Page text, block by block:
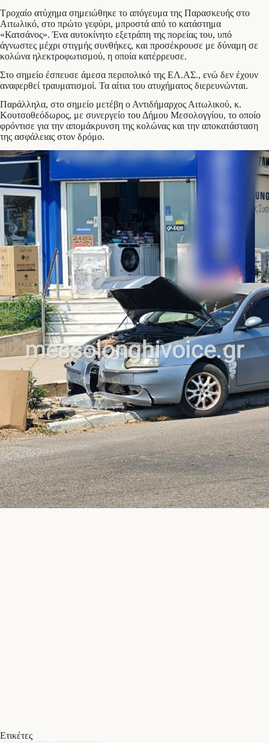
Τροχαίο ατύχημα σημειώθηκε το απόγευμα της Παρασκευής στο
Αιτωλικό, στο πρώτο γεφύρι, μπροστά από το κατάστημα
«Κατσάνος». Ένα αυτοκίνητο εξετράπη της πορείας του, υπό
άγνωστες μέχρι στιγμής συνθήκες, και προσέκρουσε με δύναμη σε
κολώνα ηλεκτροφωτισμού, η οποία κατέρρευσε.
Στο σημείο έσπευσε άμεσα περιπολικό της ΕΛ.ΑΣ., ενώ δεν έχουν
αναφερθεί τραυματισμοί. Τα αίτια του ατυχήματος διερευνώνται.
Παράλληλα, στο σημείο μετέβη ο Αντιδήμαρχος Αιτωλικού, κ.
Κουτσοθεόδωρος, με συνεργείο του Δήμου Μεσολογγίου, το οποίο
φρόντισε για την απομάκρυνση της κολώνας και την αποκατάσταση
της ασφάλειας στον δρόμο.
Ετικέτες